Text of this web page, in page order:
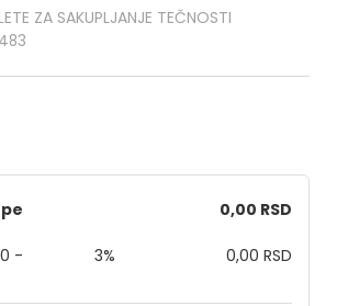
ZA SAKUPLJANJE TEČNOSTI
0,00 RSD
-
3% 0,00 RSD